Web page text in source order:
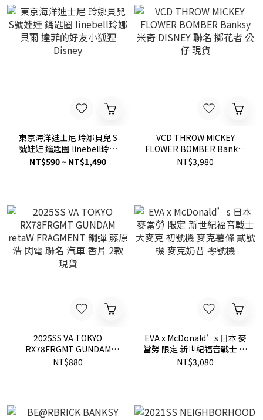
東京海洋迪士尼 玲娜貝兒 S
號娃娃 鑰匙圈 linebell玲娜
貝爾 達菲的好友小狐狸
NT$590 ~ NT$1,490
VCD THROW MICKEY
FLOWER BOMBER Banksy
米奇 DISNEY 聯名 擲花者 公
NT$3,980
2025SS VA TOKYO
RX78FRGMT GUNDAM
retaW FRAGMENT 鋼彈 藤
NT$880
EVA x McDonald’s 日本 麥
當勞 限定 新世紀福音戰士 大
麥克 初號機 麥克薯條 貳號機
NT$3,080